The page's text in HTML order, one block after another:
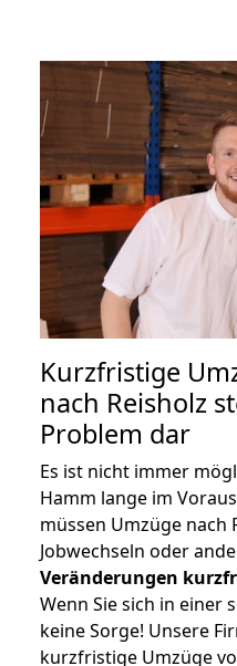
Kurzfristige
nach Reisholz
Problem dar
Es ist nicht immer
Hamm lange im
müssen Umzüge nach
Jobwechseln oder
Veränderungen
Wenn Sie sich in einer
keine Sorge! Unsere
kurzfristige Umzüge